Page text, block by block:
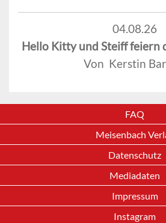
04.08.26
Hello Kitty und Steiff feiern
Von Kerstin
FAQ
Meisenbach
Datenschutz
Mediadaten
Impressum
Instagram